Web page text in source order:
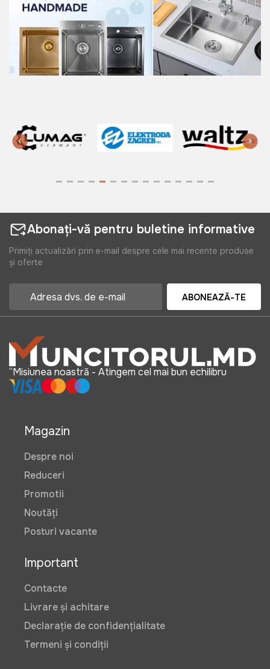
Abonați-vă pentru buletine informative
Primiți actualizări prin e-mail despre cele mai recente produse
și oferte
ABONEAZĂ-TE
“Misiunea noastră - Atingem cel mai bun echilibru
Magazin
Despre noi
Reduceri
Promotii
Noutăți
Posturi vacante
Important
Contacte
Livrare și achitare
Declarație de confidențialitate
Termeni și condiții